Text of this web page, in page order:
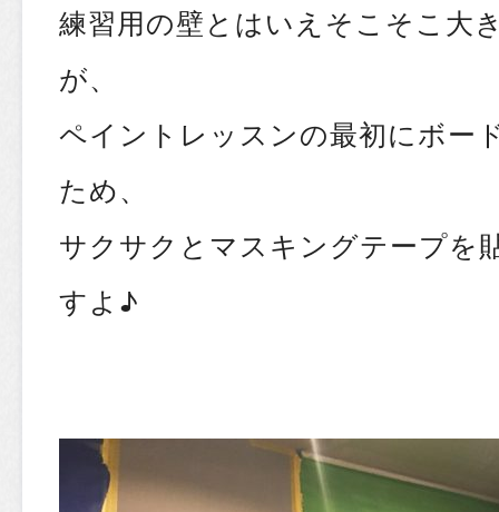
練習用の壁とはいえそこそこ大
が、
ペイントレッスンの最初にボー
ため、
サクサクとマスキングテープを
すよ♪